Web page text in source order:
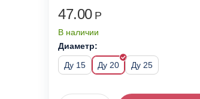
47.00 Р
В наличии
Диаметр:
Ду 15
Ду 20 Ду 25